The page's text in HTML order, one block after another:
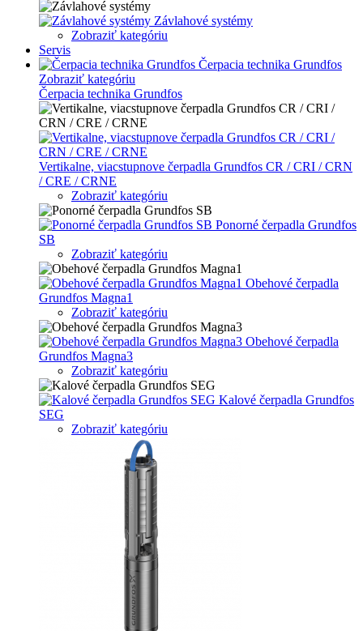
Závlahové systémy
Zobraziť kategóriu
Servis
Čerpacia technika Grundfos
Zobraziť kategóriu
Čerpacia technika Grundfos
Vertikalne, viacstupnove čerpadla Grundfos CR / CRI / CRN
/ CRE / CRNE
Zobraziť kategóriu
Ponorné čerpadla Grundfos
SB
Zobraziť kategóriu
Obehové čerpadla
Grundfos Magna1
Zobraziť kategóriu
Obehové čerpadla
Grundfos Magna3
Zobraziť kategóriu
Kalové čerpadla Grundfos
SEG
Zobraziť kategóriu